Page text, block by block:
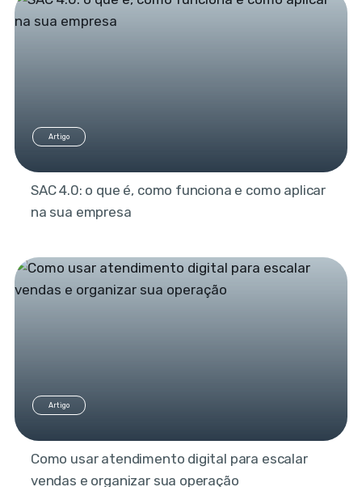
Artigo
SAC 4.0: o que é, como funciona e como aplicar
na sua empresa
Artigo
Como usar atendimento digital para escalar
vendas e organizar sua operação